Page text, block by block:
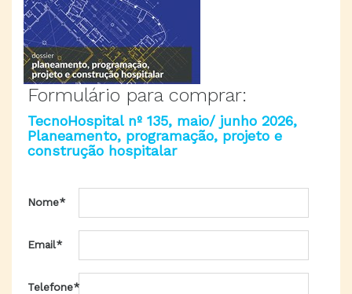
Formulário para comprar:
TecnoHospital nº 135, maio/ junho 2026,
Planeamento, programação, projeto e
construção hospitalar
Nome*
Email*
Telefone*